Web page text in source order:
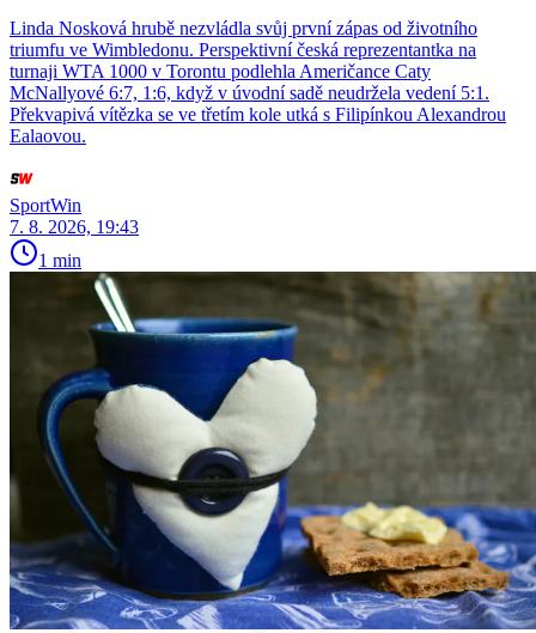
Linda Nosková hrubě nezvládla svůj první zápas od životního
triumfu ve Wimbledonu. Perspektivní česká reprezentantka na
turnaji WTA 1000 v Torontu podlehla Američance Caty
McNallyové 6:7, 1:6, když v úvodní sadě neudržela vedení 5:1.
Překvapivá vítězka se ve třetím kole utká s Filipínkou Alexandrou
Ealaovou.
SportWin
7. 8. 2026, 19:43
1 min